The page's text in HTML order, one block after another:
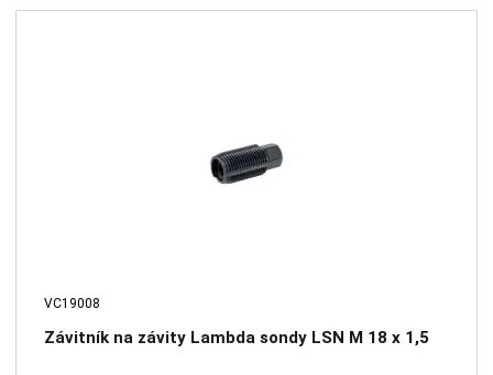
VC19008
Závitník na závity Lambda sondy LSN M 18 x 1,5